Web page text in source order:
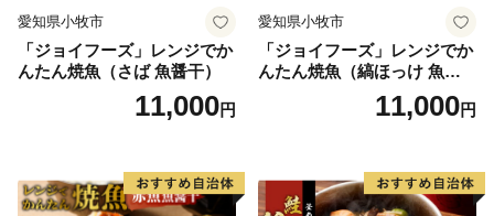
愛知県小牧市
「ジョイフーズ」レンジでか
んたん焼魚（さば 魚醤干）
11,000円
愛知県小牧市
「ジョイフーズ」レンジでか
んたん焼魚（縞ほっけ 魚醤
11,000円